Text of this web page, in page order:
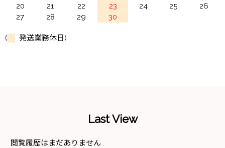
20
21 22 23 24 25
26
27
28 29 30
( 発送業務休日)
Last View
閲覧履歴はまだありません